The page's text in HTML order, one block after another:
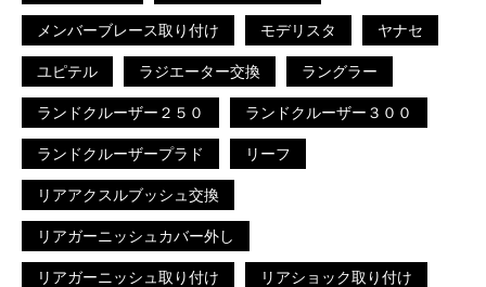
メンバーブレース取り付け モデリスタ ヤナセ
ユピテル ラジエーター交換 ラングラー
ランドクルーザー２５０ ランドクルーザー３００
ランドクルーザープラド リーフ
リアアクスルブッシュ交換
リアガーニッシュカバー外し
リアガーニッシュ取り付け リアショック取り付け